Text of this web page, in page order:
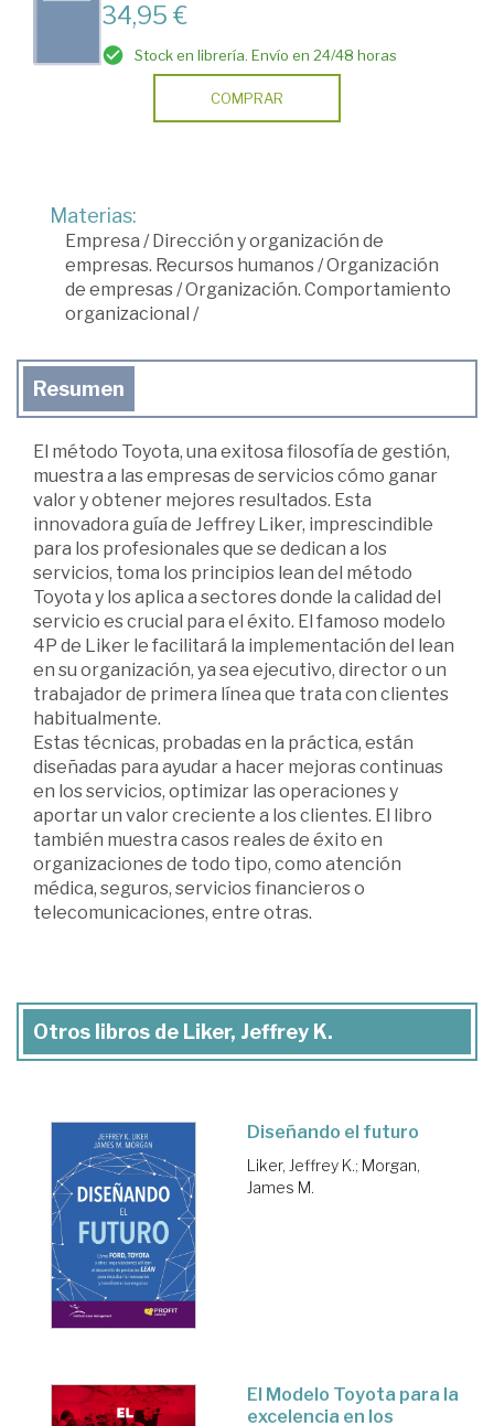
34,95 €
Stock en librería. Envío en 24/48 horas
COMPRAR
Materias:
Empresa /Dirección y organización de
empresas. Recursos humanos/Organización
de empresas/Organización. Comportamiento
organizacional /
Resumen
El método Toyota, una exitosa filosofía de gestión,
muestra a las empresas de servicios cómo ganar
valor y obtener mejores resultados. Esta
innovadora guía de Jeffrey Liker, imprescindible
para los profesionales que se dedican a los
servicios, toma los principios lean del método
Toyota y los aplica a sectores donde la calidad del
servicio es crucial para el éxito. El famoso modelo
4P de Liker le facilitará la implementación del lean
en su organización, ya sea ejecutivo, director o un
trabajador de primera línea que trata con clientes
habitualmente.
Estas técnicas, probadas en la práctica, están
diseñadas para ayudar a hacer mejoras continuas
en los servicios, optimizar las operaciones y
aportar un valor creciente a los clientes. El libro
también muestra casos reales de éxito en
organizaciones de todo tipo, como atención
médica, seguros, servicios financieros o
telecomunicaciones, entre otras.
Otros libros de Liker, Jeffrey K.
Diseñando el futuro
Liker, Jeffrey K.; Morgan,
James M.
El Modelo Toyota para la
excelencia en los